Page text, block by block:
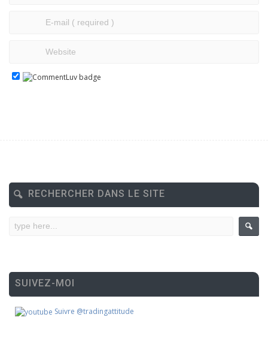
RECHERCHER DANS LE SITE
SUIVEZ-MOI
Suivre @tradingattitude